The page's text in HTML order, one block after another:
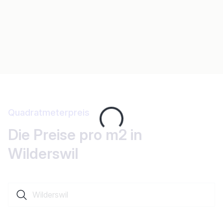
Loading...
Quadratmeterpreis
Die Preise pro m2 in
Wilderswil